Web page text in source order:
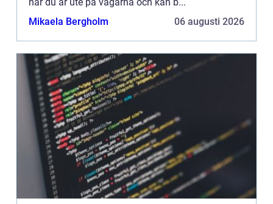
när du är ute på vägarna och kan b...
Mikaela Bergholm
06 augusti 2026